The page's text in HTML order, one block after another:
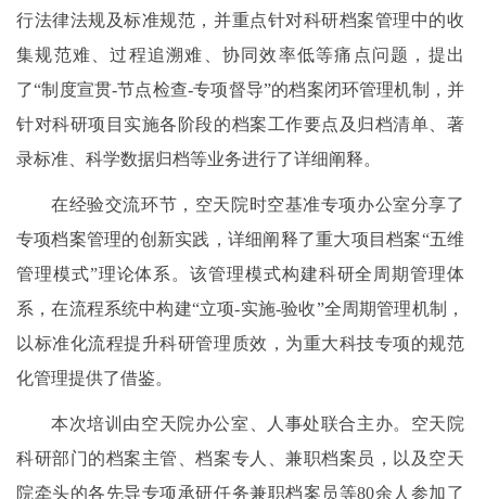
行法律法规及标准规范，并重点针对科研档案管理中的收
集规范难、过程追溯难、协同效率低等痛点问题，提出
了“制度宣贯-节点检查-专项督导”的档案闭环管理机制，并
针对科研项目实施各阶段的档案工作要点及归档清单、著
录标准、科学数据归档等业务进行了详细阐释。
在经验交流环节，空天院时空基准专项办公室分享了
专项档案管理的创新实践，详细阐释了重大项目档案“五维
管理模式”理论体系。该管理模式构建科研全周期管理体
系，在流程系统中构建“立项-实施-验收”全周期管理机制，
以标准化流程提升科研管理质效，为重大科技专项的规范
化管理提供了借鉴。
本次培训由空天院办公室、人事处联合主办。空天院
科研部门的档案主管、档案专人、兼职档案员，以及空天
院牵头的各先导专项承研任务兼职档案员等80余人参加了